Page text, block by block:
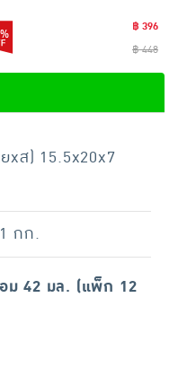
฿ 396
฿ 448
xส) 15.5x20x7
กก.
ม 42 มล. (แพ็ก 12